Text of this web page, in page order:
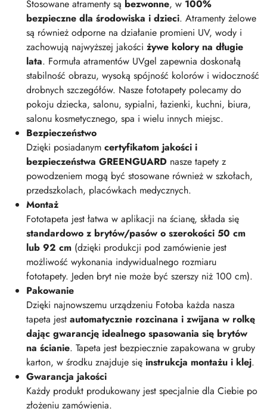
Stosowane atramenty są bezwonne, w 100%
bezpieczne dla środowiska i dzieci. Atramenty żelowe
są również odporne na działanie promieni UV, wody i
zachowują najwyższej jakości żywe kolory na długie
lata. Formuła atramentów UVgel zapewnia doskonałą
stabilność obrazu, wysoką spójność kolorów i widoczność
drobnych szczegółów. Nasze fototapety polecamy do
pokoju dziecka, salonu, sypialni, łazienki, kuchni, biura,
salonu kosmetycznego, spa i wielu innych miejsc.
Bezpieczeństwo
Dzięki posiadanym certyfikatom jakości i
bezpieczeństwa GREENGUARD nasze tapety z
powodzeniem mogą być stosowane również w szkołach,
przedszkolach, placówkach medycznych.
Montaż
Fototapeta jest łatwa w aplikacji na ścianę, składa się
standardowo z brytów/pasów o szerokości 50 cm
lub 92 cm (dzięki produkcji pod zamówienie jest
możliwość wykonania indywidualnego rozmiaru
fototapety. Jeden bryt nie może być szerszy niż 100 cm).
Pakowanie
Dzięki najnowszemu urządzeniu Fotoba każda nasza
tapeta jest automatycznie rozcinana i zwijana w rolkę
dając gwarancję idealnego spasowania się brytów
na ścianie. Tapeta jest bezpiecznie zapakowana w gruby
karton, w środku znajduje się instrukcja montażu i klej.
Gwarancja jakości
Każdy produkt produkowany jest specjalnie dla Ciebie po
złożeniu zamówienia.